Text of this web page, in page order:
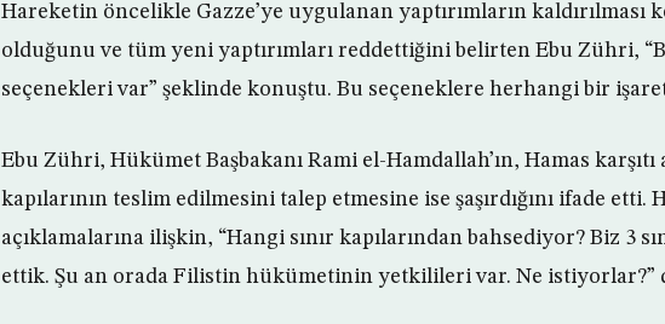
Hareketin öncelikle Gazze’ye uygulanan yaptırımların kaldırılması
olduğunu ve tüm yeni yaptırımları reddettiğini belirten Ebu Zühri,
seçenekleri var” şeklinde konuştu. Bu seçeneklere herhangi bir
Ebu Zühri, Hükümet Başbakanı Rami el-Hamdallah’ın, Hamas karşıtı
kapılarının teslim edilmesini talep etmesine ise şaşırdığını ifade etti.
açıklamalarına ilişkin, “Hangi sınır kapılarından bahsediyor? Biz 3
ettik. Şu an orada Filistin hükümetinin yetkilileri var. Ne istiyorlar?”